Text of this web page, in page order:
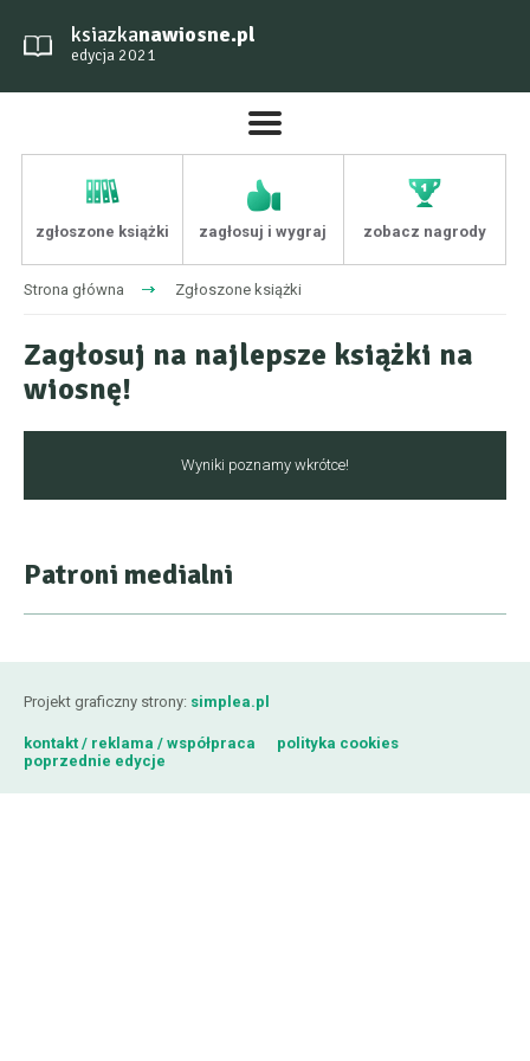
ksiazkanawiosne.pl
edycja 2021
zgłoszone książki zagłosuj i wygraj zobacz nagrody
Strona główna Zgłoszone książki
Zagłosuj na najlepsze książki na
wiosnę!
Wyniki poznamy wkrótce!
Patroni medialni
Projekt graficzny strony: simplea.pl
kontakt / reklama / współpraca
polityka cookies
poprzednie edycje